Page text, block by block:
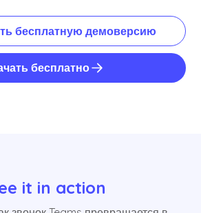
бесплатную демоверсию
бесплатно
it in action